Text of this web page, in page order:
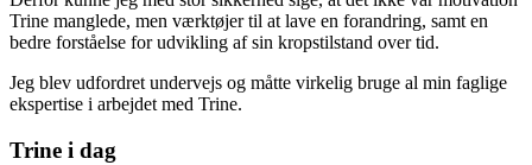
Trine manglede, men værktøjer til at lave en forandring, samt en
bedre forståelse for udvikling af sin kropstilstand over tid.
Jeg blev udfordret undervejs og måtte virkelig bruge al min faglige
ekspertise i arbejdet med Trine.
Trine i dag